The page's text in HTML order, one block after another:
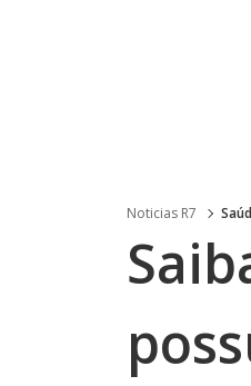
Noticias R7